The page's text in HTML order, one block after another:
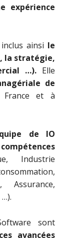
expérience
ainsi le
la stratégie,
…). Elle
de
et à
de IO
compétences
Industrie
Assurance,
sont
avancées